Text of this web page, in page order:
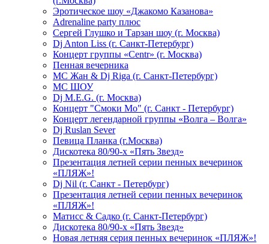
Эротическое шоу «Джакомо Казанова»
Adrenaline party плюс
Сергей Глушко и Тарзан шоу (г. Москва)
Dj Anton Liss (г. Санкт-Петербург)
Концерт группы «Centr» (г. Москва)
Пенная вечерника
МС Жан & Dj Riga (г. Санкт-Петербург)
МС ШОУ
Dj M.E.G. (г. Москва)
Концерт "Смоки Мо" (г. Санкт - Петербург)
Концерт легендарной группы «Волга – Волга»
Dj Ruslan Sever
Певица Планка (г.Москва)
Дискотека 80/90-х «Пять Звезд»
Презентация летней серии пенных вечеринок
«ПЛЯЖ»!
Dj Nil (г. Санкт - Петербург)
Презентация летней серии пенных вечеринок
«ПЛЯЖ»!
Матисс & Садко (г. Санкт-Петербург)
Дискотека 80/90-х «Пять Звезд»
Новая летняя серия пенных вечеринок «ПЛЯЖ»!